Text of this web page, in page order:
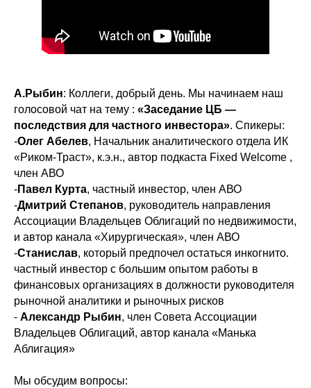
А.Рыбин: Коллеги, добрый день. Мы начинаем наш
голосовой чат на тему : «Заседание ЦБ —
последствия для частного инвестора». Спикеры:
-Олег Абелев, Начальник аналитического отдела ИК
«Риком-Траст», к.э.н., автор подкаста Fixed Welcome ,
член АВО
-Павел Курта, частный инвестор, член АВО
-Дмитрий Степанов, руководитель направления
Ассоциации Владельцев Облигаций по недвижимости,
и автор канала «Хирургическая», член АВО
-Станислав, который предпочел остаться инкогнито.
частный инвестор с большим опытом работы в
финансовых организациях в должности руководителя
рыночной аналитики и рыночных рисков
- Александр Рыбин, член Совета Ассоциации
Владельцев Облигаций, автор канала «Манька
Аблигация»
Мы обсудим вопросы: